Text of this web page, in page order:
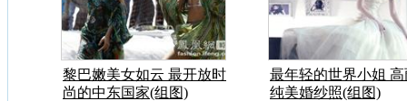
黎巴嫩美女如云 最开放时
尚的中东国家(组图)
最年轻的世界小姐
纯美婚纱照(组图)